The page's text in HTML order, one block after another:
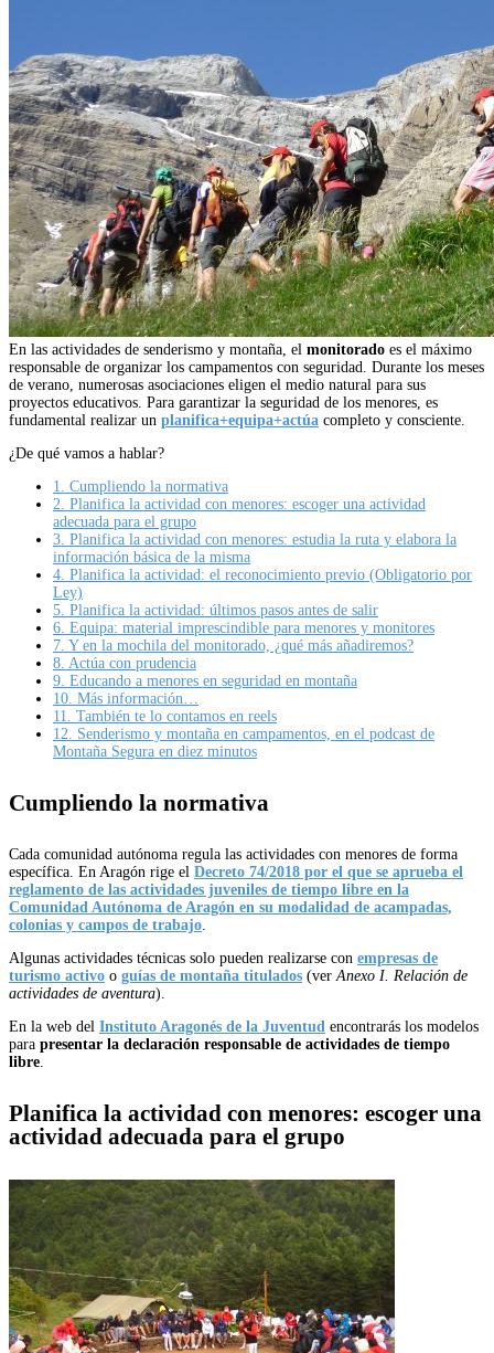
En las actividades de senderismo y montaña, el monitorado es el máximo
responsable de organizar los campamentos con seguridad. Durante los meses
de verano, numerosas asociaciones eligen el medio natural para sus
proyectos educativos. Para garantizar la seguridad de los menores, es
fundamental realizar un planifica+equipa+actúa completo y consciente.
¿De qué vamos a hablar?
1. Cumpliendo la normativa
2. Planifica la actividad con menores: escoger una actividad
adecuada para el grupo
3. Planifica la actividad con menores: estudia la ruta y elabora la
información básica de la misma
4. Planifica la actividad: el reconocimiento previo (Obligatorio por
Ley)
5. Planifica la actividad: últimos pasos antes de salir
6. Equipa: material imprescindible para menores y monitores
7. Y en la mochila del monitorado, ¿qué más añadiremos?
8. Actúa con prudencia
9. Educando a menores en seguridad en montaña
10. Más información…
11. También te lo contamos en reels
12. Senderismo y montaña en campamentos, en el podcast de
Montaña Segura en diez minutos
Cumpliendo la normativa
Cada comunidad autónoma regula las actividades con menores de forma
específica. En Aragón rige el Decreto 74/2018 por el que se aprueba el
reglamento de las actividades juveniles de tiempo libre en la
Comunidad Autónoma de Aragón en su modalidad de acampadas,
colonias y campos de trabajo.
Algunas actividades técnicas solo pueden realizarse con empresas de
turismo activo o guías de montaña titulados (verAnexo I. Relación de
actividades de aventura).
En la web del Instituto Aragonés de la Juventud encontrarás los modelos
para presentar la declaración responsable de actividades de tiempo
libre.
Planifica la actividad con menores: escoger una
actividad adecuada para el grupo